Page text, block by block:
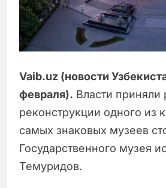
Vaib.uz (новости
февраля). Власти
реконструкции одного из
самых знаковых музеев
Государственного музея
Темуридов.